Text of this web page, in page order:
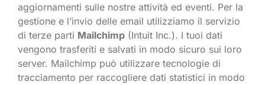
aggiornamenti sulle nostre attività ed eventi. Per la
gestione e l’invio delle email utilizziamo il servizio
di terze parti Mailchimp(Intuit Inc.). I tuoi dati
vengono trasferiti e salvati in modo sicuro sui loro
server. Mailchimp può utilizzare tecnologie di
tracciamento per raccogliere dati statistici in modo